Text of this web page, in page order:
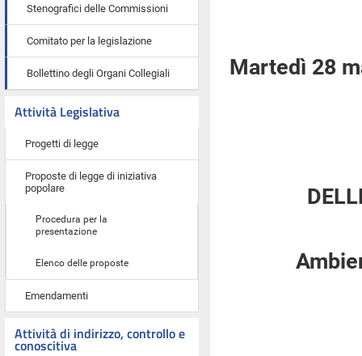
Stenografici delle Commissioni
Comitato per la legislazione
Bollettino degli Organi Collegiali
Attività Legislativa
Progetti di legge
Proposte di legge di iniziativa
popolare
Procedura per la
presentazione
Elenco delle proposte
Emendamenti
Attività di indirizzo, controllo e
conoscitiva
Martedì 28